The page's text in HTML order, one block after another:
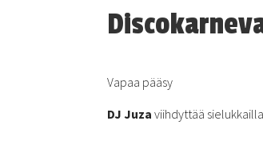
Vapaa pääsy
DJ Juza viihdyttää